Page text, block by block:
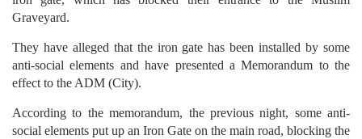
Graveyard.
They have alleged that the iron gate has been installed by some
anti-social elements and have presented a Memorandum to the
effect to the ADM (City).
According to the memorandum, the previous night, some anti-
social elements put up an Iron Gate on the main road, blocking the